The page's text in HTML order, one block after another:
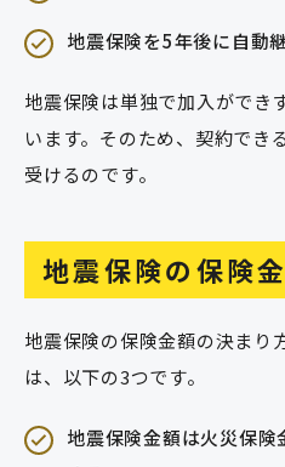
地震保険を5年後に自動
地震保険は単独で加入ができ
います。そのため、契約でき
受けるのです。
地震保険の保険
地震保険の保険金額の決まり
は、以下の3つです。
地震保険金額は火災保